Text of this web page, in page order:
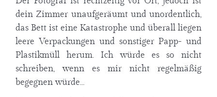
dein Zimmer unaufgeräumt und unordentlich,
das Bett ist eine Katastrophe und überall liegen
leere Verpackungen und sonstiger Papp- und
Plastikmüll herum. Ich würde es so nicht
schreiben, wenn es mir nicht regelmäßig
begegnen würde…